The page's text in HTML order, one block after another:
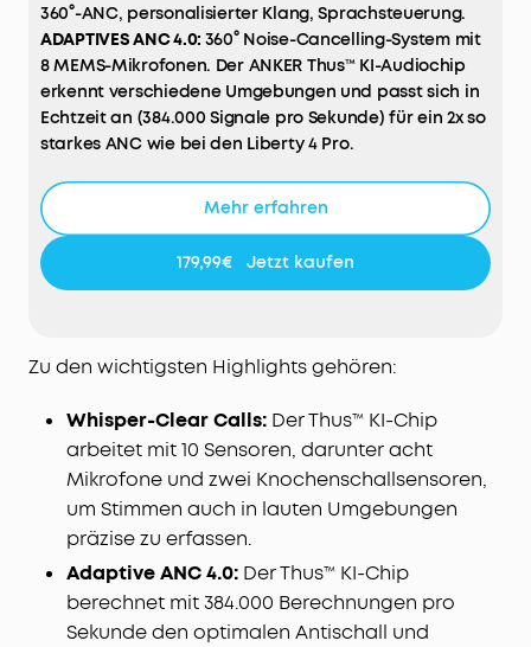
360°-ANC, personalisierter Klang, Sprachsteuerung.
ADAPTIVESANC4.0: 360° Noise-Cancelling-System mit
8 MEMS-Mikrofonen. Der ANKER Thus™ KI-Audiochip
erkennt verschiedene Umgebungen und passt sich in
Echtzeit an (384.000 Signale pro Sekunde) für ein 2x so
starkes ANC wie bei den Liberty 4 Pro.
WORLD RECORDS™:
Die Liberty 5 Pro mit ANKER Thus™
KI-Chip basieren auf 8 Luft- + 2
Knochenleitungsmikrofonen (VPU), die Störgeräusche
herausfiltern und kristallklare Telefonate
Audiowiederherstellung und personalisierte
immersiven Sound und 9,2mm Wollepapiermembran
sorgt für Hi-Fi-Klang.
ON-DEVICE SPRACHSTEUERUNG– Verzögerungsarme
KWS-Befehle (20+, Flüstern genügt, ohne
Internetverbindung). Liberty 5 Pro In-Ear-Kopfhörer
kompatibel mit Apple iPhone/iPad, Samsung Galaxy,
Xiaomi, MacBook und allen Bluetooth-Geräten.
Mehr erfahren
179,99€ Jetzt kaufen
Zu den wichtigsten Highlights gehören:
Whisper-Clear Calls: Der Thus™ KI-Chip
arbeitet mit 10 Sensoren, darunter acht
Mikrofone und zwei Knochenschallsensoren,
um Stimmen auch in lauten Umgebungen
präzise zu erfassen.
Adaptive ANC 4.0: Der Thus™ KI-Chip
berechnet mit 384.000 Berechnungen pro
Sekunde den optimalen Antischall und